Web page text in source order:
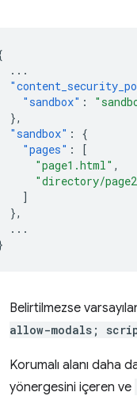
...
"sandbox" :
},
"sandbox" :
{
"pages" :
[
"page1.html" ,
"directory/
]
},
...
Belirtilmezse
allow-modals;
Korumalı alanı daha
yönergesini içeren ve